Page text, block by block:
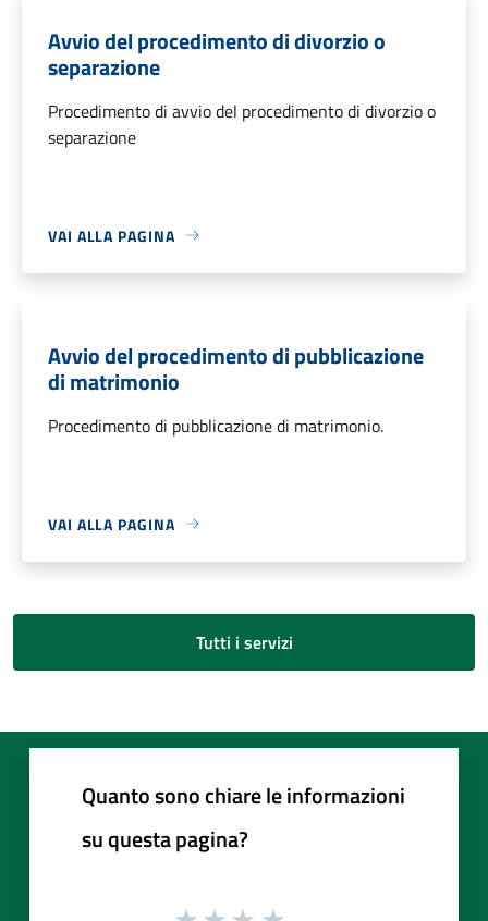
Avvio del procedimento di divorzio o
separazione
Procedimento di avvio del procedimento di divorzio o
separazione
VAI ALLA PAGINA
Avvio del procedimento di pubblicazione
di matrimonio
Procedimento di pubblicazione di matrimonio.
VAI ALLA PAGINA
Tutti i servizi
Quanto sono chiare le informazioni
su questa pagina?